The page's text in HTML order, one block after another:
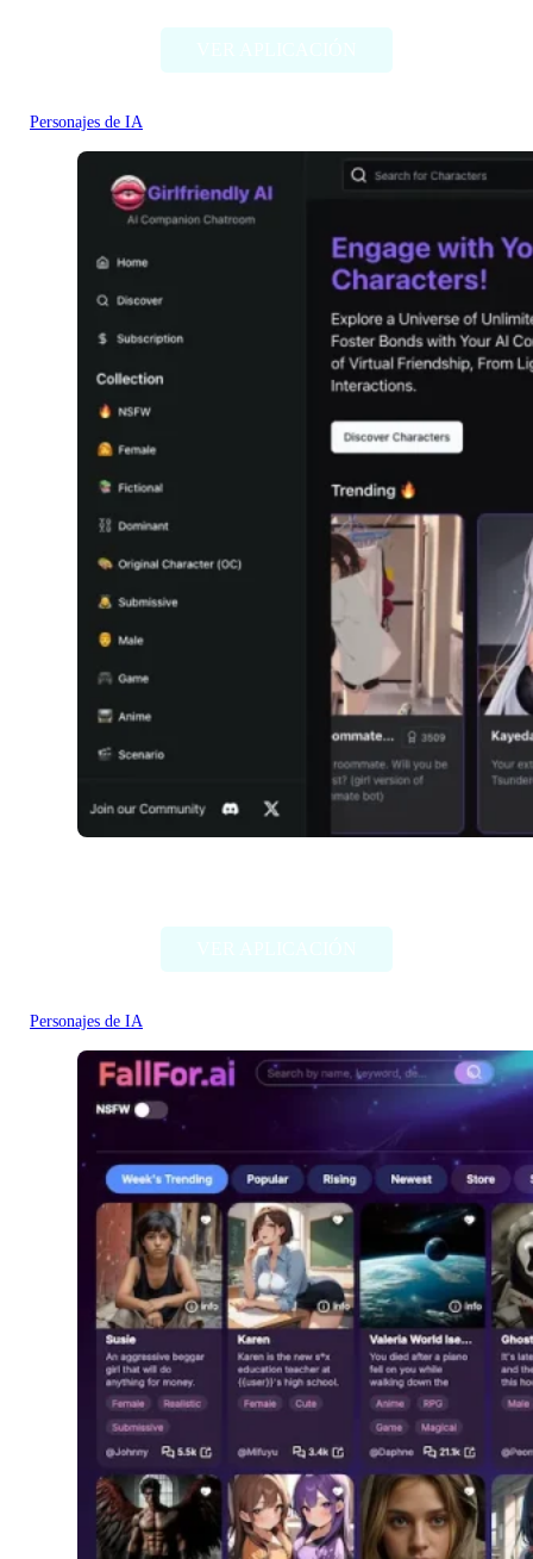
Personajes de IA
Personajes de IA